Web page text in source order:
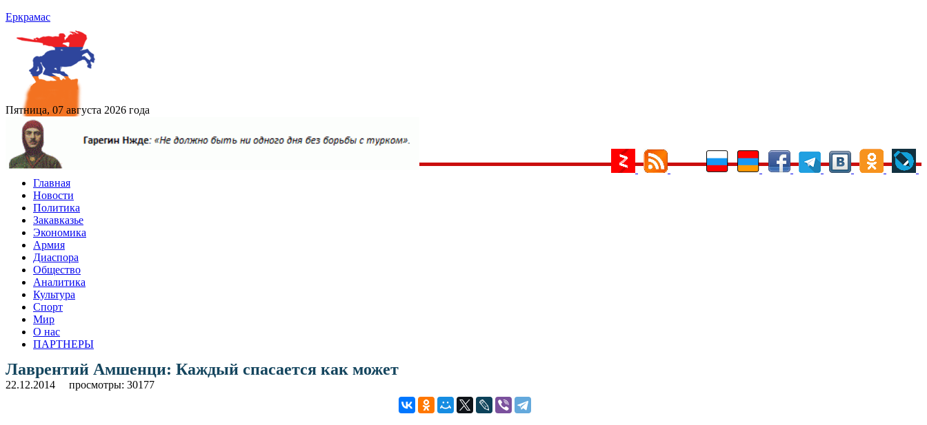
Еркрамас
Пятница, 07 августа 2026 года
Главная
Новости
Политика
Закавказье
Экономика
Армия
Диаспора
Общество
Аналитика
Культура
Спорт
Мир
О нас
ПАРТНЕРЫ
Лаврентий Амшенци: Каждый спасается как может
22.12.2014 просмотры: 30177